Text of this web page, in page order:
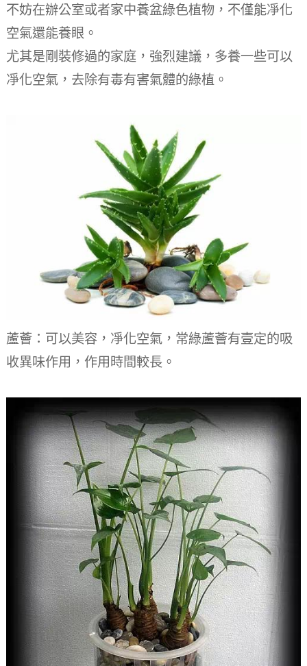
不妨在辦公室或者家中養盆綠色植物，不僅能凈化
空氣還能養眼。
尤其是剛裝修過的家庭，強烈建議，多養一些可以
凈化空氣，去除有毒有害氣體的綠植。
蘆薈：可以美容，凈化空氣，常綠蘆薈有壹定的吸
收異味作用，作用時間較長。